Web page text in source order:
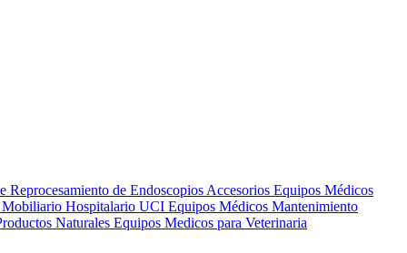
Reprocesamiento de Endoscopios Accesorios Equipos Médicos
Mobiliario Hospitalario UCI Equipos Médicos Mantenimiento
Naturales Equipos Medicos para Veterinaria